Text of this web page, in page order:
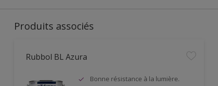
Produits associés
Rubbol BL Azura
Bonne résistance à la lumière.